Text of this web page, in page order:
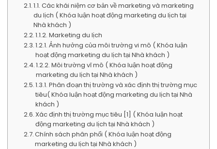
1.1. Các khái niệm cơ bản về marketing và marketing
du lịch ( Khóa luận hoạt động marketing du lịch tại
Nhà khách )
1.1.2. Marketing du lịch
1.2.1. Ảnh hưởng của môi trường vi mô ( Khóa luận
hoạt động marketing du lịch tại Nhà khách )
1.2.2. Môi trường vĩ mô ( Khóa luận hoạt động
marketing du lịch tại Nhà khách )
1.3.1. Phân đoạn thị trường và xác định thị trường mục
tiêu( Khóa luận hoạt động marketing du lịch tại Nhà
khách )
Xác định thị trường mục tiêu [1] ( Khóa luận hoạt
động marketing du lịch tại Nhà khách )
Chính sách phân phối ( Khóa luận hoạt động
marketing du lịch tại Nhà khách )